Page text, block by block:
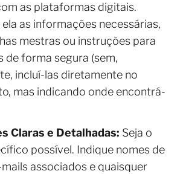
as plataformas digitais.
ela as informações necessárias,
mestras ou instruções para
de forma segura (sem,
incluí-las diretamente no
mas indicando onde encontrá-
Claras e Detalhadas: Seja o
possível. Indique nomes de
associados e quaisquer